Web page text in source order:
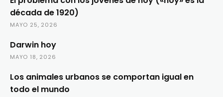
década de 1920)
MAYO 25, 2026
Darwin hoy
MAYO 18, 2026
Los animales urbanos se comportan igual en
todo el mundo